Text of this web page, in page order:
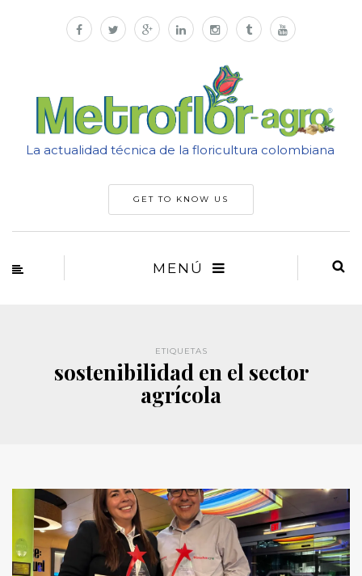
La actualidad técnica de la floricultura colombiana
GET TO KNOW US
MENÚ
ETIQUETAS
sostenibilidad en el sector
agrícola